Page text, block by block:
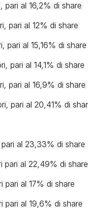
pari al 16,2% di share
pari al 12% di share
pari al 15,16% di share
pari al 14,1% di share
pari al 16,9% di share
pari al 20,41% di
al 23,33% di share
pari al 22,49% di share
al 17% di share
pari al 19,6% di share